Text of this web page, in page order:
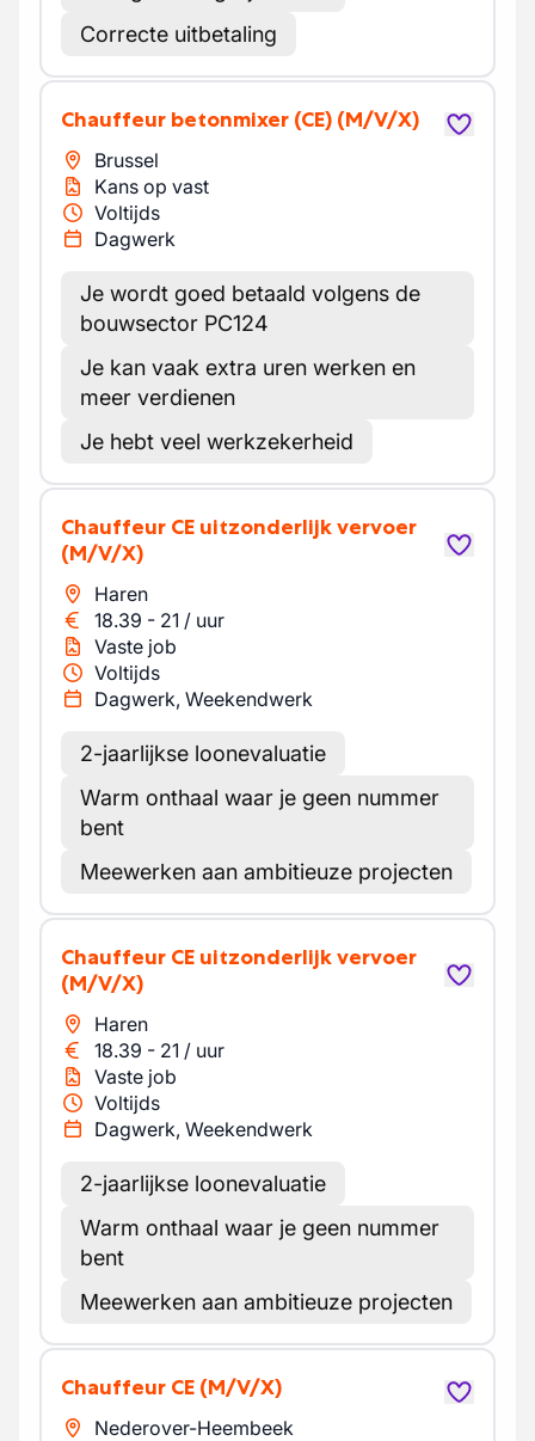
Correcte uitbetaling
Chauffeur betonmixer (CE) (M/V/X)
Brussel
Kans op vast
Voltijds
Dagwerk
Je wordt goed betaald volgens de
bouwsector PC124
Je kan vaak extra uren werken en
meer verdienen
Je hebt veel werkzekerheid
Chauffeur CE uitzonderlijk vervoer
(M/V/X)
Haren
18.39 - 21 / uur
Vaste job
Voltijds
Dagwerk, Weekendwerk
2-jaarlijkse loonevaluatie
Warm onthaal waar je geen nummer
bent
Meewerken aan ambitieuze projecten
Chauffeur CE uitzonderlijk vervoer
(M/V/X)
Haren
18.39 - 21 / uur
Vaste job
Voltijds
Dagwerk, Weekendwerk
2-jaarlijkse loonevaluatie
Warm onthaal waar je geen nummer
bent
Meewerken aan ambitieuze projecten
Chauffeur CE (M/V/X)
Nederover-Heembeek